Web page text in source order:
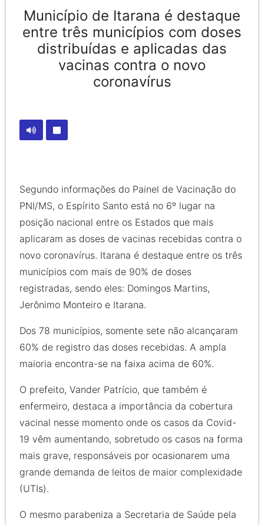
Município de Itarana é destaque
entre três municípios com doses
distribuídas e aplicadas das
vacinas contra o novo
coronavírus
Segundo informações do Painel de Vacinação do
PNI/MS, o Espírito Santo está no 6º lugar na
posição nacional entre os Estados que mais
aplicaram as doses de vacinas recebidas contra o
novo coronavírus. Itarana é destaque entre os três
municípios com mais de 90% de doses
registradas, sendo eles: Domingos Martins,
Jerônimo Monteiro e Itarana.
Dos 78 municípios, somente sete não alcançaram
60% de registro das doses recebidas. A ampla
maioria encontra-se na faixa acima de 60%.
O prefeito, Vander Patrício, que também é
enfermeiro, destaca a importância da cobertura
vacinal nesse momento onde os casos da Covid-
19 vêm aumentando, sobretudo os casos na forma
mais grave, responsáveis por ocasionarem uma
grande demanda de leitos de maior complexidade
(UTIs).
O mesmo parabeniza a Secretaria de Saúde pela